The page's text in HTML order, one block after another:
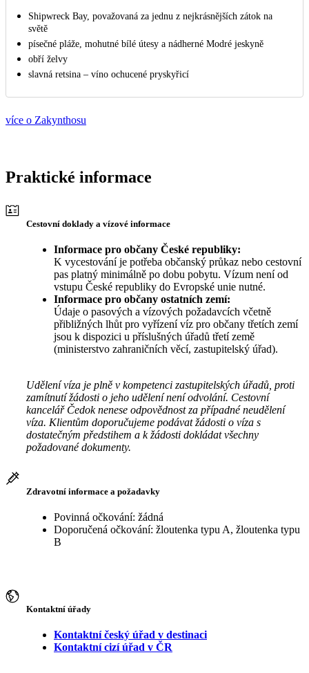
Shipwreck Bay, považovaná za jednu z nejkrásnějších zátok na
světě
písečné pláže, mohutné bílé útesy a nádherné Modré jeskyně
obří želvy
slavná retsina – víno ochucené pryskyřicí
více o Zakynthosu
Praktické informace
Cestovní doklady a vízové informace
Informace pro občany České republiky:
K vycestování je potřeba občanský průkaz nebo cestovní
pas platný minimálně po dobu pobytu. Vízum není od
vstupu České republiky do Evropské unie nutné.
Informace pro občany ostatních zemí:
Údaje o pasových a vízových požadavcích včetně
přibližných lhůt pro vyřízení víz pro občany třetích zemí
jsou k dispozici u příslušných úřadů třetí země
(ministerstvo zahraničních věcí, zastupitelský úřad).
Udělení víza je plně v kompetenci zastupitelských úřadů, proti
zamítnutí žádosti o jeho udělení není odvolání. Cestovní
kancelář Čedok nenese odpovědnost za případné neudělení
víza. Klientům doporučujeme podávat žádosti o víza s
dostatečným předstihem a k žádosti dokládat všechny
požadované dokumenty.
Zdravotní informace a požadavky
Povinná očkování: žádná
Doporučená očkování: žloutenka typu A, žloutenka typu
B
Kontaktní úřady
Kontaktní český úřad v destinaci
Kontaktní cizí úřad v ČR